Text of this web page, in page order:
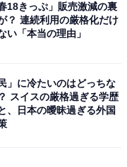
兵庫県）、「二人が
美しいから」（30代
て尊敬しあってい
春18きっぷ」販売激減の裏
？ 連続利用の厳格化だけ
い「本当の理由」
」に冷たいのはどっちな
スイスの厳格過ぎる学歴
、日本の曖昧過ぎる外国